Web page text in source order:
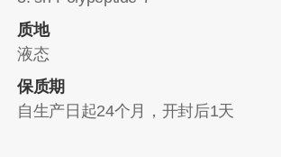
质地
液态
保质期
自生产日起24个月，开封后1天